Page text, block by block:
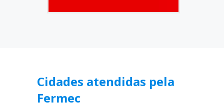
Cidades atendidas pela
Fermec